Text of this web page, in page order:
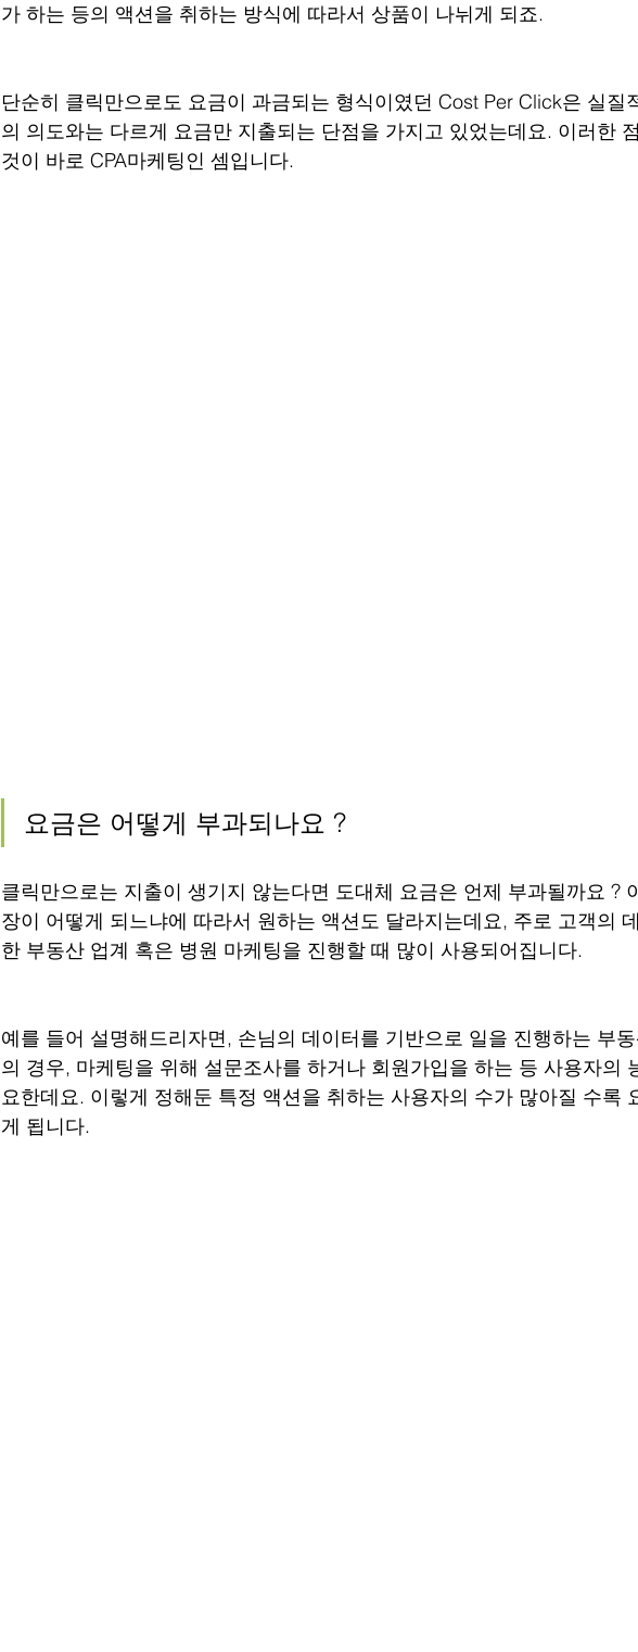
가 하는 등의 액션을 취하는 방식에 따라서 상품이 나뉘게 되죠.
단순히 클릭만으로도 요금이 과금되는 형식이였던 Cost Per Click은 실질
의 의도와는 다르게 요금만 지출되는 단점을 가지고 있었는데요. 이러한
것이 바로 CPA마케팅인 셈입니다.
요금은 어떻게 부과되나요 ?
클릭만으로는 지출이 생기지 않는다면 도대체 요금은 언제 부과될까요 ?
장이 어떻게 되느냐에 따라서 원하는 액션도 달라지는데요, 주로 고객의
한 부동산 업계 혹은 병원 마케팅을 진행할 때 많이 사용되어집니다.
예를 들어 설명해드리자면, 손님의 데이터를 기반으로 일을 진행하는 부
의 경우, 마케팅을 위해 설문조사를 하거나 회원가입을 하는 등 사용자의
요한데요. 이렇게 정해둔 특정 액션을 취하는 사용자의 수가 많아질 수록
게 됩니다.